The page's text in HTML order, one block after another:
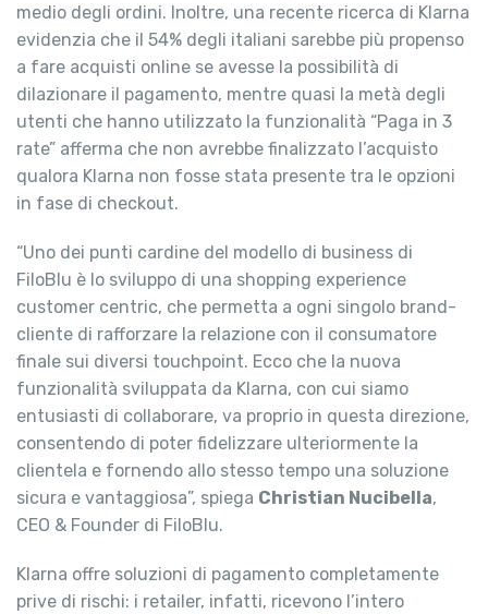
medio degli ordini. Inoltre, una recente ricerca di Klarna
evidenzia che il 54% degli italiani sarebbe più propenso
a fare acquisti online se avesse la possibilità di
dilazionare il pagamento, mentre quasi la metà degli
utenti che hanno utilizzato la funzionalità “Paga in 3
rate” afferma che non avrebbe finalizzato l’acquisto
qualora Klarna non fosse stata presente tra le opzioni
in fase di checkout.
“Uno dei punti cardine del modello di business di
FiloBlu è lo sviluppo di una shopping experience
customer centric, che permetta a ogni singolo brand-
cliente di rafforzare la relazione con il consumatore
finale sui diversi touchpoint. Ecco che la nuova
funzionalità sviluppata da Klarna, con cui siamo
entusiasti di collaborare, va proprio in questa direzione,
consentendo di poter fidelizzare ulteriormente la
clientela e fornendo allo stesso tempo una soluzione
sicura e vantaggiosa”, spiega Christian Nucibella,
CEO & Founder di FiloBlu.
Klarna offre soluzioni di pagamento completamente
prive di rischi: i retailer, infatti, ricevono l’intero